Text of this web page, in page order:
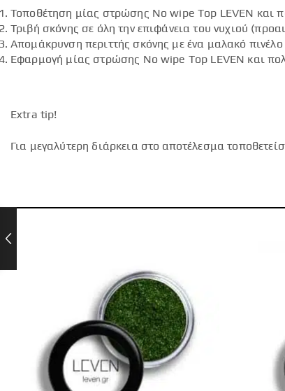
Τοποθέτηση μίας στρώσης No wipe Top LEVEN και
Τριβή σκόνης σε όλη την επιφάνεια του νυχιού
Απομάκρυνση περιττής σκόνης με ένα μαλακό πινέλο
Εφαρμογή μίας στρώσης No wipe Top LEVEN και
Extra tip!
Για μεγαλύτερη διάρκεια στο αποτέλεσμα